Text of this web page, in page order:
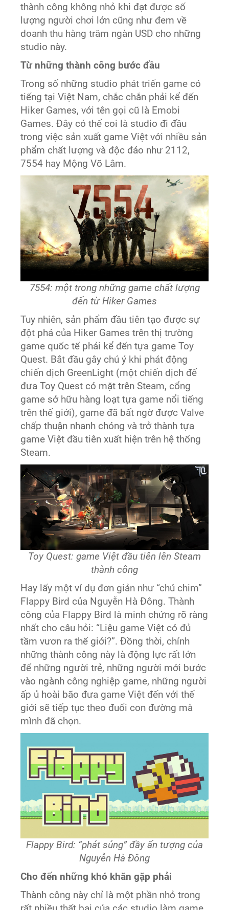
thành công không nhỏ khi đạt được số
lượng người chơi lớn cũng như đem về
doanh thu hàng trăm ngàn USD cho những
studio này.
Từ những thành công bước đầu
Trong số những studio phát triển game có
tiếng tại Việt Nam, chắc chắn phải kể đến
Hiker Games, với tên gọi cũ là Emobi
Games. Đây có thể coi là studio đi đầu
trong việc sản xuất game Việt với nhiều sản
phẩm chất lượng và độc đáo như 2112,
7554 hay Mộng Võ Lâm.
7554: một trong những game chất lượng
đến từ Hiker Games
Tuy nhiên, sản phẩm đầu tiên tạo được sự
đột phá của Hiker Games trên thị trường
game quốc tế phải kể đến tựa game Toy
Quest. Bắt đầu gây chú ý khi phát động
chiến dịch GreenLight (một chiến dịch để
đưa Toy Quest có mặt trên Steam, cổng
game sở hữu hàng loạt tựa game nổi tiếng
trên thế giới), game đã bất ngờ được Valve
chấp thuận nhanh chóng và trở thành tựa
game Việt đầu tiên xuất hiện trên hệ thống
Steam.
Toy Quest: game Việt đầu tiên lên Steam
thành công
Hay lấy một ví dụ đơn giản như “chú chim”
Flappy Bird của Nguyễn Hà Đông. Thành
công của Flappy Bird là minh chứng rõ ràng
nhất cho câu hỏi: “Liệu game Việt có đủ
tầm vươn ra thế giới?”. Đồng thời, chính
những thành công này là động lực rất lớn
để những người trẻ, những người mới bước
vào ngành công nghiệp game, những người
ấp ủ hoài bão đưa game Việt đến với thế
giới sẽ tiếp tục theo đuổi con đường mà
mình đã chọn.
Flappy Bird: “phát súng” đầy ấn tượng của
Nguyễn Hà Đông
Cho đến những khó khăn gặp phải
Thành công này chỉ là một phần nhỏ trong